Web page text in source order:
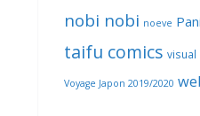
nobi nobi noeve
taifu comics visual
Voyage Japon 2019/2020